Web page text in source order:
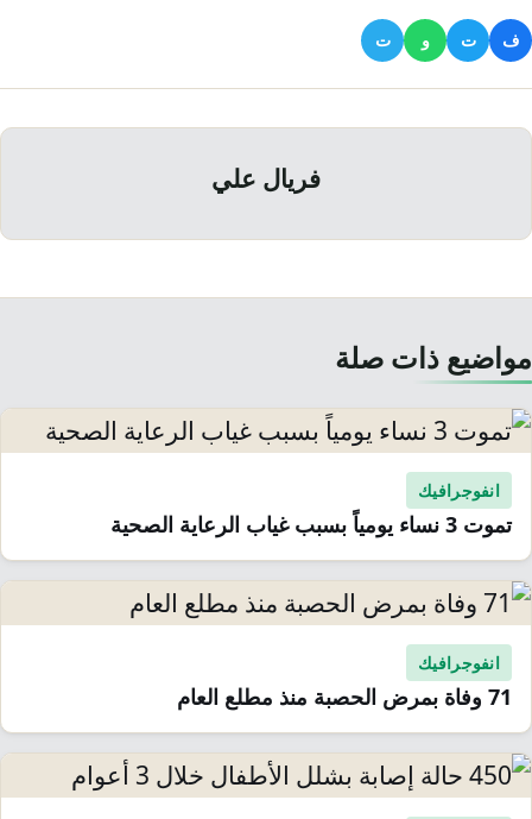
ف ت و ت
فريال علي
مواضيع ذات صلة
انفوجرافيك
تموت 3 نساء يومياً بسبب غياب الرعاية الصحية
انفوجرافيك
71 وفاة بمرض الحصبة منذ مطلع العام